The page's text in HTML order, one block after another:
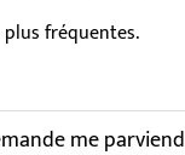
fréquentes.
me